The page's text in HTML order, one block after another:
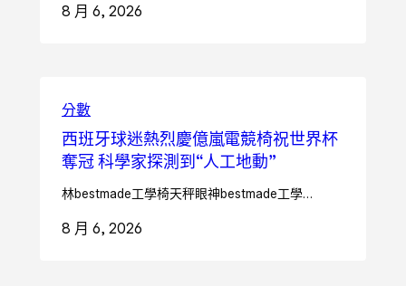
8 月 6, 2026
分數
西班牙球迷熱烈慶億嵐電競椅祝世界杯
奪冠 科學家探測到“人工地動”
林bestmade工學椅天秤眼神bestmade工學…
8 月 6, 2026